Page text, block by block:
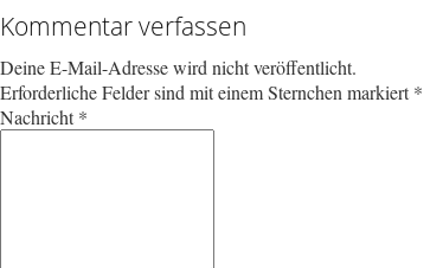
Kommentar verfassen
Deine E-Mail-Adresse wird nicht veröffentlicht.
Erforderliche Felder sind mit einem Sternchen markiert*
Nachricht*